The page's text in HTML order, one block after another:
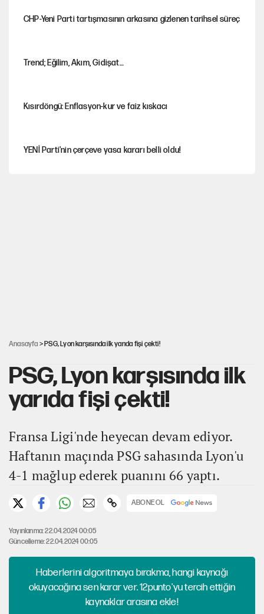
CHP-Yeni Parti tartışmasının arkasına gizlenen tarihsel süreç
Trend; Eğilim, Akım, Gidişat…
Kısırdöngü: Enflasyon-kur ve faiz kıskacı
YENİ Parti'nin çerçeve yasa kararı belli oldu!
Anasayfa > PSG, Lyon karşısında ilk yarıda fişi çekti!
PSG, Lyon karşısında ilk
yarıda fişi çekti!
Fransa Ligi'nde heyecan devam ediyor.
Haftanın maçında PSG sahasında Lyon'u
4-1 mağlup ederek puanını 66 yaptı.
ABONE OL
Yayınlanma: 22.04.2024 00:05
Güncelleme: 22.04.2024 00:05
Haberlerini algoritmaya bırakma, hangi kaynağı
okuyacağına sen karar ver. 12punto'yu tercih ettiğin
kaynaklar arasına ekle!